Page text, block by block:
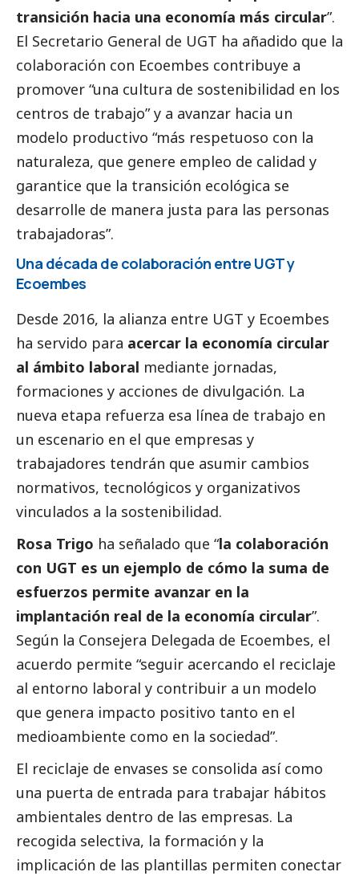
transición hacia una economía más circular”.
El Secretario General de UGT ha añadido que la
colaboración con Ecoembes contribuye a
promover “una cultura de sostenibilidad en los
centros de trabajo” y a avanzar hacia un
modelo productivo “más respetuoso con la
naturaleza, que genere empleo de calidad y
garantice que la transición ecológica se
desarrolle de manera justa para las personas
trabajadoras”.
Una década de colaboración entre UGT y
Ecoembes
Desde 2016, la alianza entre UGT y Ecoembes
ha servido para acercar la economía circular
al ámbito laboral mediante jornadas,
formaciones y acciones de divulgación. La
nueva etapa refuerza esa línea de trabajo en
un escenario en el que empresas y
trabajadores tendrán que asumir cambios
normativos, tecnológicos y organizativos
vinculados a la sostenibilidad.
Rosa Trigo ha señalado que “la colaboración
con UGT es un ejemplo de cómo la suma de
esfuerzos permite avanzar en la
implantación real de la economía circular”.
Según la Consejera Delegada de Ecoembes, el
acuerdo permite “seguir acercando el reciclaje
al entorno laboral y contribuir a un modelo
que genera impacto positivo tanto en el
medioambiente como en la sociedad”.
El reciclaje de envases se consolida así como
una puerta de entrada para trabajar hábitos
ambientales dentro de las empresas. La
recogida selectiva, la formación y la
implicación de las plantillas permiten conectar